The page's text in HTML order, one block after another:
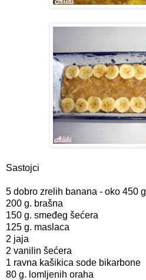
Sastojci
5 dobro zrelih banana - oko 450
200 g. brašna
150 g. smeđeg šećera
125 g. maslaca
2 jaja
2 vanilin šećera
1 ravna kašikica sode bikarbone
80 g. lomljenih oraha